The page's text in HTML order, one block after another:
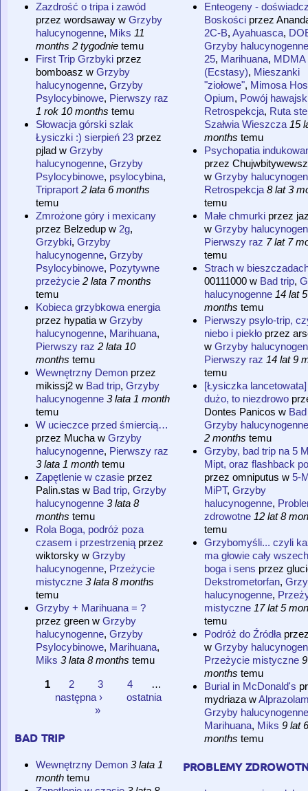
Zazdrość o tripa i zawód
przez wordsaway w Grzyby
halucynogenne, Miks 11
months 2 tygodnietemu
First Trip Grzbyki przez
bomboasz w Grzyby
halucynogenne, Grzyby
Psylocybinowe, Pierwszy raz
1 rok 10 months temu
Słowacja górski szlak
Łysiczki :) sierpień 23 przez
pjlad w Grzyby
halucynogenne, Grzyby
Psylocybinowe, psylocybina,
Tripraport 2 lata 6 months
temu
Zmrożone góry i mexicany
przez Belzedup w 2g,
Grzybki, Grzyby
halucynogenne, Grzyby
Psylocybinowe, Pozytywne
przeżycie 2 lata 7 months
temu
Kobieca grzybkowa energia
przez hypatia w Grzyby
halucynogenne, Marihuana,
Pierwszy raz 2 lata 10
months temu
Wewnętrzny Demon przez
mikissj2 w Bad trip, Grzyby
halucynogenne 3 lata 1 month
temu
W ucieczce przed śmiercią…
przez Mucha w Grzyby
halucynogenne, Pierwszy raz
3 lata 1 monthtemu
Zapętlenie w czasie przez
Palin.stas w Bad trip, Grzyby
halucynogenne 3 lata 8
months temu
Rola Boga, podróż poza
czasem i przestrzenią przez
wiktorsky w Grzyby
halucynogenne, Przeżycie
mistyczne 3 lata 8 months
temu
Grzyby + Marihuana = ?
przez green w Grzyby
halucynogenne, Grzyby
Psylocybinowe, Marihuana,
Miks 3 lata 8 months temu
Strony
1 2 3 4
…
następna ›
ostatnia
»
bad trip
Wewnętrzny Demon 3 lata 1
monthtemu
Enteogeny -
Boskości przez
2C-B, Ayahuasca,
Grzyby halucynogenne
25, Marihuana, MDMA
(Ecstasy), Mieszanki
"ziołowe", Mimosa
Opium, Powój
Retrospekcja, Ruta
Szałwia Wieszcza 15
months temu
Psychopatia
przez
w Grzyby
Retrospekcja 8 lat 3
temu
Małe chmurki przez
w Grzyby
Pierwszy raz 7 lat 7
temu
Strach w
00111000 w Bad trip,
halucynogenne 14 lat 5
months temu
Pierwszy psylo-trip,
niebo i piekło przez
w Grzyby
Pierwszy raz 14 lat 9
temu
[Łysiczka
dużo, to niezdrowo
Dontes Panicos w
Grzyby halucynogenne
2 months temu
Grzyby, bad trip na 5
Mipt, oraz flashback
przez omniputus w 5-
MiPT, Grzyby
halucynogenne,
zdrowotne 12 lat 8
temu
Grzybomyśli... czyli
ma głowie cały
boga i sens przez
Dekstrometorfan,
halucynogenne,
mistyczne 17 lat 5
temu
Podróż do Źródła
w Grzyby
Przeżycie mistyczne
months temu
Burial in McDonald's
mydriaza w
Grzyby halucynogenne
Marihuana, Miks 9 lat 6
months temu
problemy